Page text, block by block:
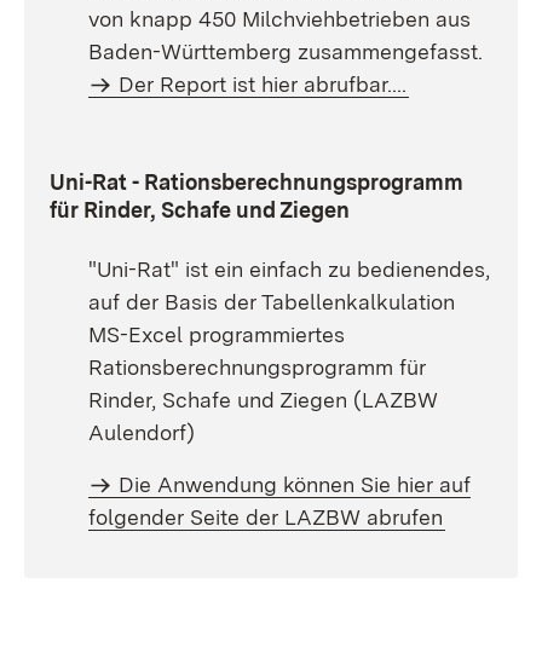
von knapp 450 Milchviehbetrieben aus
Baden-Württemberg zusammengefasst.
Der Report ist hier abrufbar....
Uni-Rat - Rationsberechnungsprogramm
für Rinder, Schafe und Ziegen
"Uni-Rat" ist ein einfach zu bedienendes,
auf der Basis der Tabellenkalkulation
MS-Excel programmiertes
Rationsberechnungsprogramm für
Rinder, Schafe und Ziegen (LAZBW
Aulendorf)
Die Anwendung können Sie hier auf
folgender Seite der LAZBW abrufen